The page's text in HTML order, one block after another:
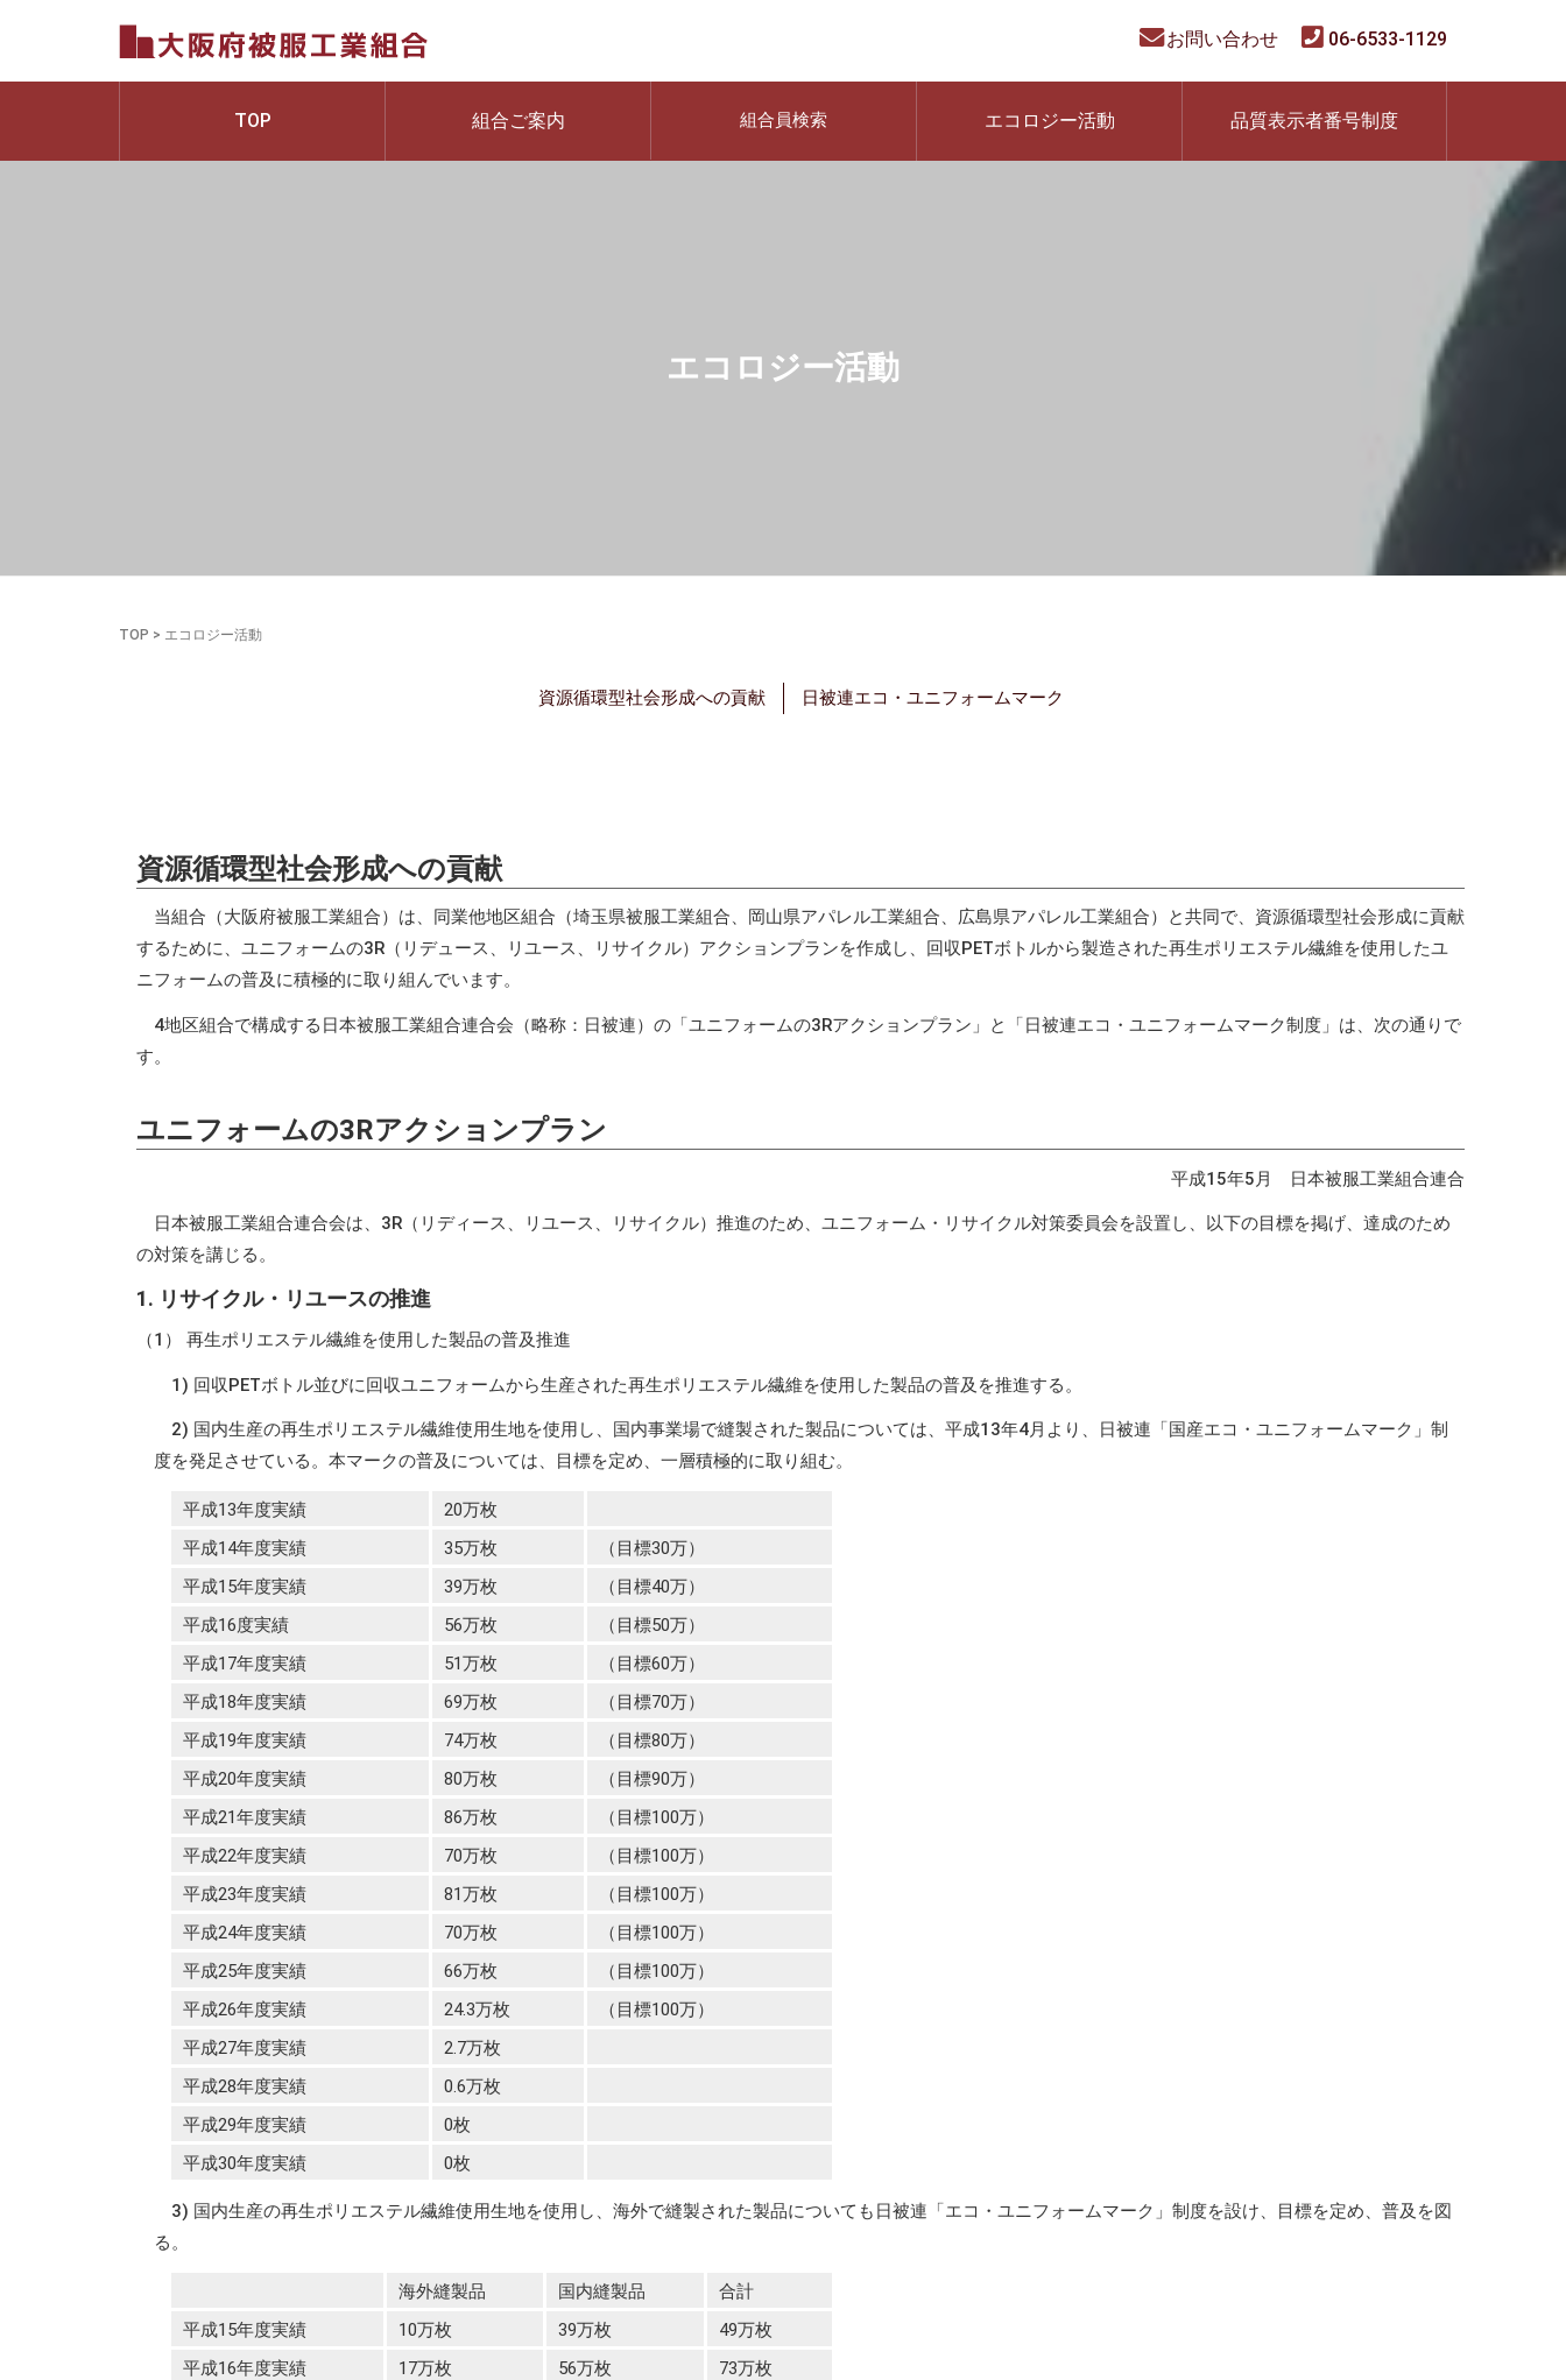
お問い合わせ 06-6533-1129
TOP 組合ご案内 組合員検索 エコロジー活動 品質表示者番号制度
エコロジー活動
TOP > エコロジー活動
資源循環型社会形成への貢献 日被連エコ・ユニフォームマーク
資源循環型社会形成への貢献
当組合（大阪府被服工業組合）は、同業他地区組合（埼玉県被服工業組合、岡山県アパレル工業組合、広島県アパレル工業組合）と共同で、資源循環型社会形成に貢献
するために、ユニフォームの3R（リデュース、リユース、リサイクル）アクションプランを作成し、回収PETボトルから製造された再生ポリエステル繊維を使用したユ
ニフォームの普及に積極的に取り組んでいます。
4地区組合で構成する日本被服工業組合連合会（略称：日被連）の「ユニフォームの3Rアクションプラン」と「日被連エコ・ユニフォームマーク制度」は、次の通りで
す。
ユニフォームの3Rアクションプラン
平成15年5月 日本被服工業組合連合
日本被服工業組合連合会は、3R（リディース、リユース、リサイクル）推進のため、ユニフォーム・リサイクル対策委員会を設置し、以下の目標を掲げ、達成のため
の対策を講じる。
1. リサイクル・リユースの推進
（1） 再生ポリエステル繊維を使用した製品の普及推進
1) 回収PETボトル並びに回収ユニフォームから生産された再生ポリエステル繊維を使用した製品の普及を推進する。
2) 国内生産の再生ポリエステル繊維使用生地を使用し、国内事業場で縫製された製品については、平成13年4月より、日被連「国産エコ・ユニフォームマーク」制
度を発足させている。本マークの普及については、目標を定め、一層積極的に取り組む。
平成13年度実績
20万枚
平成14年度実績
35万枚
（目標30万）
平成15年度実績
39万枚
（目標40万）
平成16度実績
56万枚
（目標50万）
平成17年度実績
51万枚
（目標60万）
平成18年度実績
69万枚
（目標70万）
平成19年度実績
74万枚
（目標80万）
平成20年度実績
80万枚
（目標90万）
平成21年度実績
86万枚
（目標100万）
平成22年度実績
70万枚
（目標100万）
平成23年度実績
81万枚
（目標100万）
平成24年度実績
70万枚
（目標100万）
平成25年度実績
66万枚
（目標100万）
平成26年度実績
24.3万枚
（目標100万）
平成27年度実績
2.7万枚
平成28年度実績
0.6万枚
平成29年度実績
0枚
平成30年度実績
0枚
3) 国内生産の再生ポリエステル繊維使用生地を使用し、海外で縫製された製品についても日被連「エコ・ユニフォームマーク」制度を設け、目標を定め、普及を図
る。
海外縫製品 国内縫製品
合計
平成15年度実績
10万枚 39万枚
49万枚
平成16年度実績
17万枚 56万枚
73万枚